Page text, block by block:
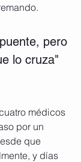
pero
lo cruza"
médicos
por un
que
y días